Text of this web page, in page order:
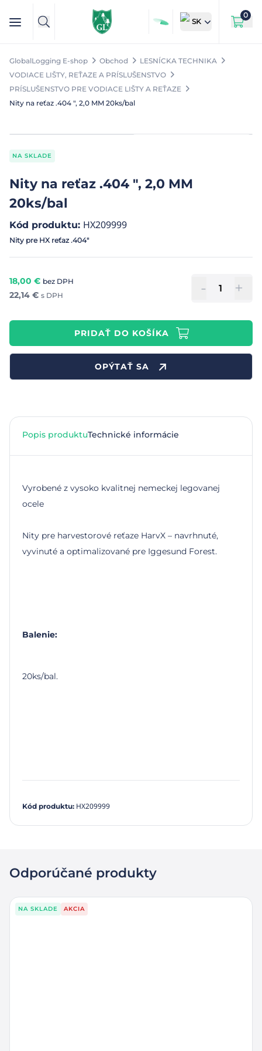
SK
0
GlobalLogging E-shop Obchod
LESNÍCKA TECHNIKA
VODIACE LIŠTY, REŤAZE A PRÍSLUŠENSTVO
PRÍSLUŠENSTVO PRE VODIACE LIŠTY A REŤAZE
Nity na reťaz .404 ", 2,0 MM 20ks/bal
NA SKLADE
Nity na reťaz .404 ", 2,0 MM
20ks/bal
Kód produktu: HX209999
Nity pre HX reťaz .404″
18,00 € bez DPH
22,14 € s DPH - +
PRIDAŤ DO KOŠÍKA
OPÝTAŤ SA
Popis produktuTechnické informácie
Vyrobené z vysoko kvalitnej nemeckej legovanej
ocele
Nity pre harvestorové reťaze HarvX – navrhnuté,
vyvinuté a optimalizované pre Iggesund Forest.
Balenie:
20ks/bal.
Kód produktu: HX209999
Odporúčané produkty
NA SKLADE AKCIA